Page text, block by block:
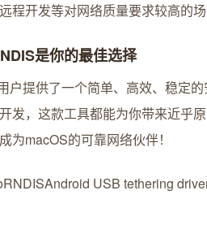
程开发等对网络质量要求较高的
是你的最佳选择
户提供了一个简单、高效、稳定
发，这款工具都能为你带来近乎
为macOS的可靠网络伙伴！
Android USB tethering